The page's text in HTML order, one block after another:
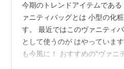
今期のトレンドアイテムである
ァニティバッグとは 小型の化
す。 最近ではこのヴァニティ
として使うのが はやっていま
も今風に！ おすすめの”ヴァニ